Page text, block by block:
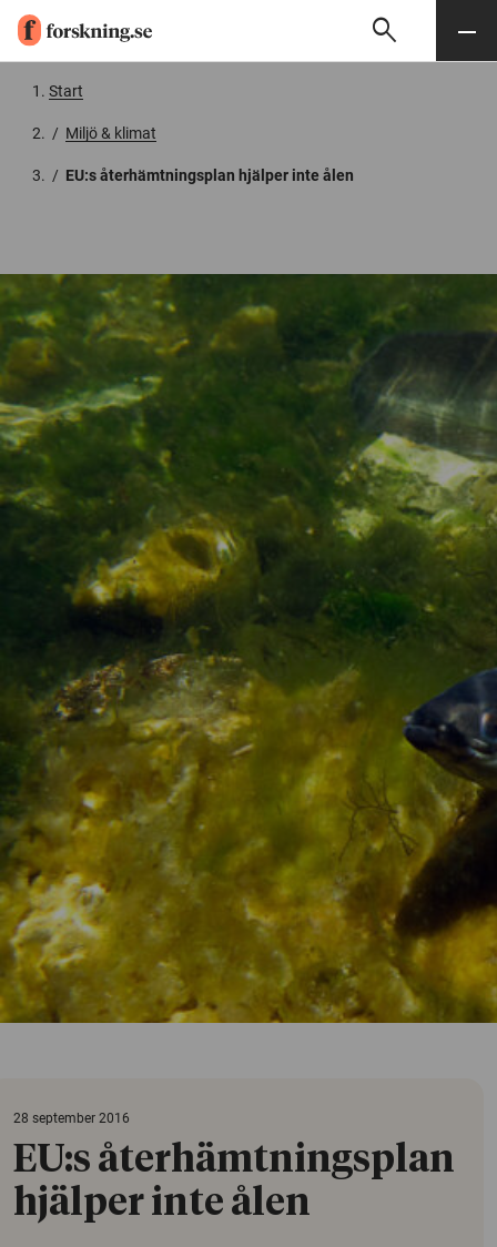
Söksearch Meny
Start
/ Miljö & klimat
/ EU:s återhämtningsplan hjälper inte ålen
28 september 2016
EU:s återhämtningsplan
hjälper inte ålen